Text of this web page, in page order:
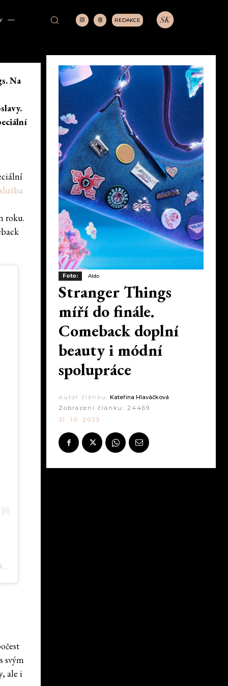
REDAKCE
Na
roku.
PŘÍSPĚVEK SDÍLENÝ STRANGER THINGS NETFLIX (@STRANGERTHINGSTV)
svým
ale i
Foto: Aldo
Stranger Things
míří do finále.
Comeback doplní
beauty i módní
spolupráce
Autor článku: Kateřina Hlaváčková
Zobrazení článku: 24469
31. 10. 2025